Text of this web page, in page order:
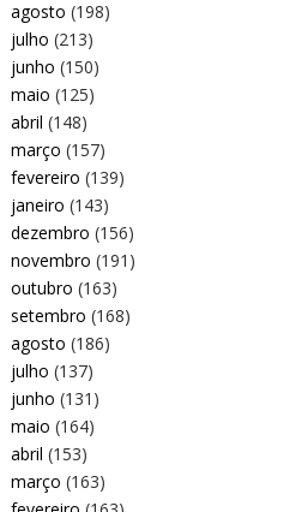
agosto (198)
julho (213)
junho (150)
maio (125)
abril (148)
março (157)
fevereiro (139)
janeiro (143)
dezembro (156)
novembro (191)
outubro (163)
setembro (168)
agosto (186)
julho (137)
junho (131)
maio (164)
abril (153)
março (163)